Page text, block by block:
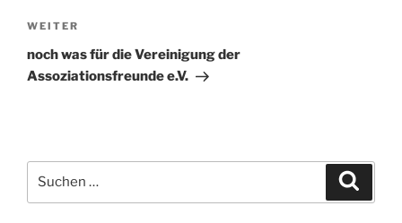
Nächster
Beitrag
WEITER
noch was für die Vereinigung der
Assoziationsfreunde e.V.
Suchen